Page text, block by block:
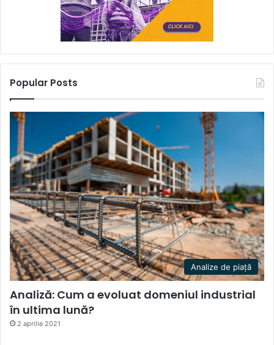
Popular Posts
Analize de piață
Analiză: Cum a evoluat domeniul industrial
în ultima lună?
2 aprilie 2021